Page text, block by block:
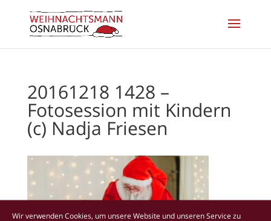
Wir verwenden Cookies, um unsere Website und unseren Service zu
20161218 1428 –
Fotosession mit Kindern
(c) Nadja Friesen